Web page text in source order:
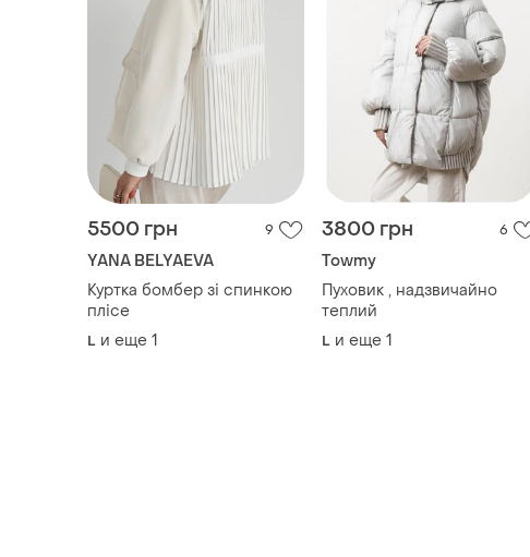
5500 грн
YANA BELYAEVA
Куртка бомбер зі спинкою
плісе
и еще 1
3800 грн 6
Пуховик , надзвичайно
теплий
1